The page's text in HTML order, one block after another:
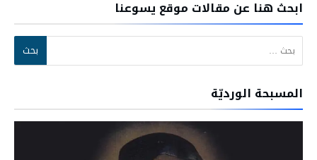
ابحث هنا عن مقالات موقع يسوعنا
البحث عن:
المسبحة الورديّة